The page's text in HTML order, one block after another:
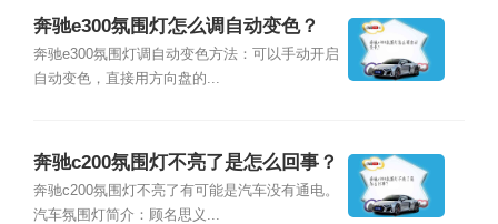
奔驰e300氛围灯怎么调自动变色？
奔驰e300氛围灯调自动变色方法：可以手动开启
自动变色，直接用方向盘的...
奔驰c200氛围灯不亮了是怎么回事？
奔驰c200氛围灯不亮了有可能是汽车没有通电。
汽车氛围灯简介：顾名思义...